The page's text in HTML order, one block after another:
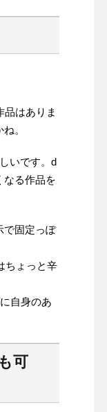
品はありま
。
いです。d
なる作品を
で固定っぽ
ちょっと辛
自身のあ
可